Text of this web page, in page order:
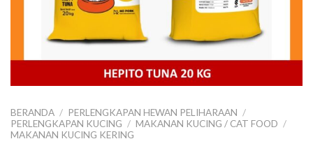
BERANDA / PERLENGKAPAN HEWAN PELIHARAAN /
PERLENGKAPAN KUCING / MAKANAN KUCING / CAT FOOD /
MAKANAN KUCING KERING